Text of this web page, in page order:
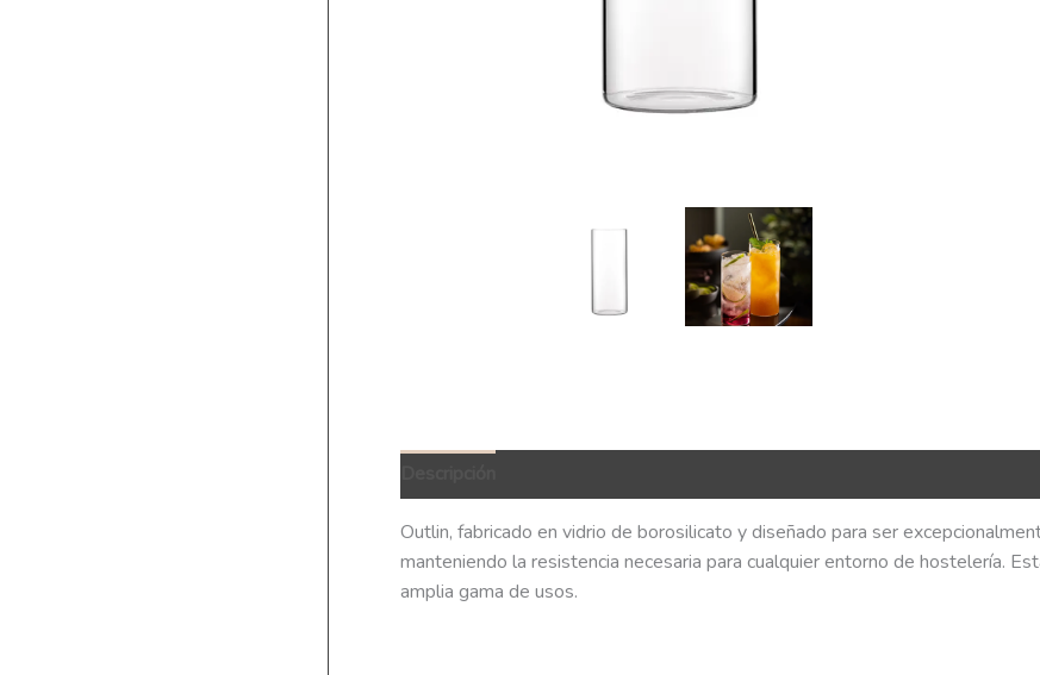
Outlin, fabricado en vidrio de borosilicato y diseñado para ser
manteniendo la resistencia necesaria para cualquier entorno de hostelería.
amplia gama de usos.